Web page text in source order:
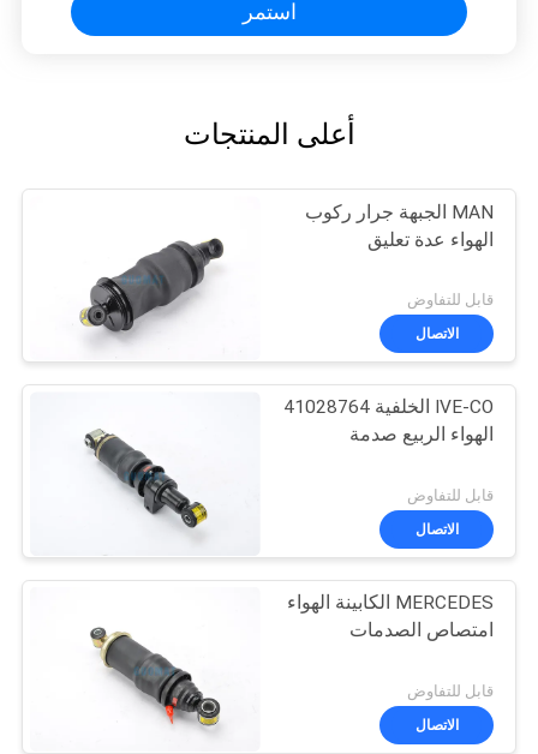
استمر
أعلى المنتجات
MAN الجبهة جرار ركوب
الهواء عدة تعليق
قابل للتفاوض
الاتصال
IVE-CO الخلفية 41028764
الهواء الربيع صدمة
قابل للتفاوض
الاتصال
MERCEDES الكابينة الهواء
امتصاص الصدمات
قابل للتفاوض
الاتصال